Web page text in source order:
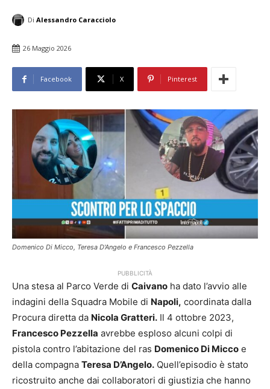
Di Alessandro Caracciolo
26 Maggio 2026
Facebook X Pinterest
Domenico Di Micco, Teresa D'Angelo e Francesco Pezzella
PUBBLICITÀ
Una stesa al Parco Verde di Caivano ha dato l’avvio alle
indagini della Squadra Mobile di Napoli, coordinata dalla
Procura diretta da Nicola Gratteri. Il 4 ottobre 2023,
Francesco Pezzella avrebbe esploso alcuni colpi di
pistola contro l’abitazione del ras Domenico Di Micco e
della compagna Teresa D’Angelo. Quell’episodio è stato
ricostruito anche dai collaboratori di giustizia che hanno